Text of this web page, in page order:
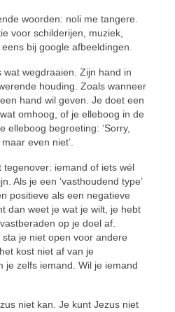
woorden: noli me tangere.
voor schilde­rijen, muziek,
bij google afbeeldingen.
wegdraaien. Zijn hand in
houding. Zoals wanneer
hand wil geven. Je doet een
omhoog, of je elleboog in de
elleboog be­groeting: ‘Sorry,
even niet’.
iemand of iets wél
Als je een ‘vasthoudend type’
positieve als een ne­ga­tieve
dan weet je wat je wilt, je hebt
op je doel af.
je niet open voor an­dere
kost niet af van je
je zelfs iemand. Wil je iemand
niet kan. Je kunt Jezus niet